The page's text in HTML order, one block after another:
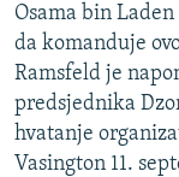
RSE PRIČE IZ
ISPRIČAJ MI
DNEVNO@RSE
SPECIJALI RSE
Osama bin
da komanduje
Ramsfeld je
predsjednika
hvatanje
Vasington 11.